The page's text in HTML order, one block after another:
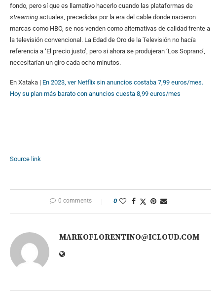
fondo, pero sí que es llamativo hacerlo cuando las plataformas de
streaming actuales, precedidas por la era del cable donde nacieron
marcas como HBO, se nos venden como alternativas de calidad frente a
la televisión convencional. La Edad de Oro de la Televisión no hacía
referencia a ‘El precio justo’, pero si ahora se produjeran ‘Los Soprano’,
necesitarían un giro cada ocho minutos.
En Xataka | En 2023, ver Netflix sin anuncios costaba 7,99 euros/mes.
Hoy su plan más barato con anuncios cuesta 8,99 euros/mes
Source link
0 comments 0
MARKOFLORENTINO@ICLOUD.COM